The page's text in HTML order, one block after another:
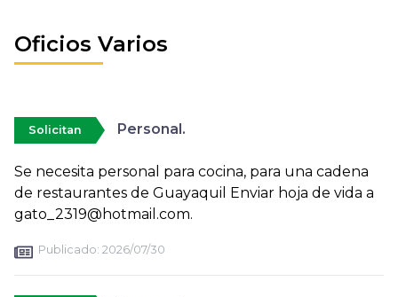
Oficios Varios
Solicitan Personal.
Se necesita personal para cocina, para una cadena
de restaurantes de Guayaquil Enviar hoja de vida a
gato_2319@hotmail.com.
Publicado: 2026/07/30